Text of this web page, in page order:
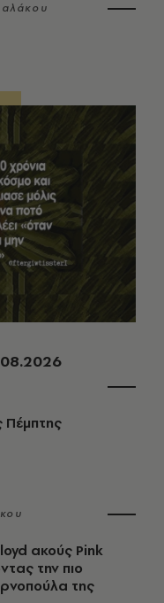
Πέμπτης
ακούς Pink
την πιο
της